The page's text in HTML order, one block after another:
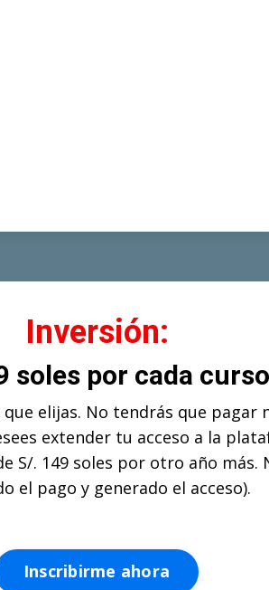
Inversión:
soles por cada curso
elijas. No tendrás que
extender tu acceso a la
S/. 149 soles por otro año más.
el pago y generado el acceso).
Inscribirme ahora